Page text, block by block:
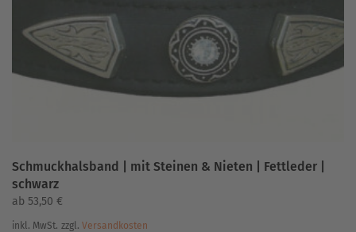
Schmuckhalsband | mit Steinen & Nieten | Fettleder |
schwarz
ab 53,50 €
inkl. MwSt. zzgl. Versandkosten